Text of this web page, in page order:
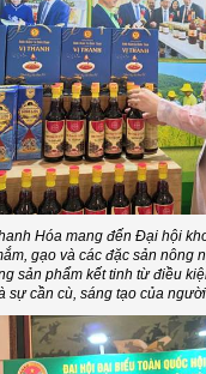
Hóa mang đến Đại hội
gạo và các đặc sản nông
sản phẩm kết tinh từ điều
sự cần cù, sáng tạo của